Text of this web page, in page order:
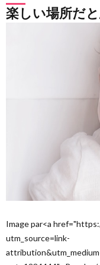
楽しい場所だ
Image par<a
utm_source=link-